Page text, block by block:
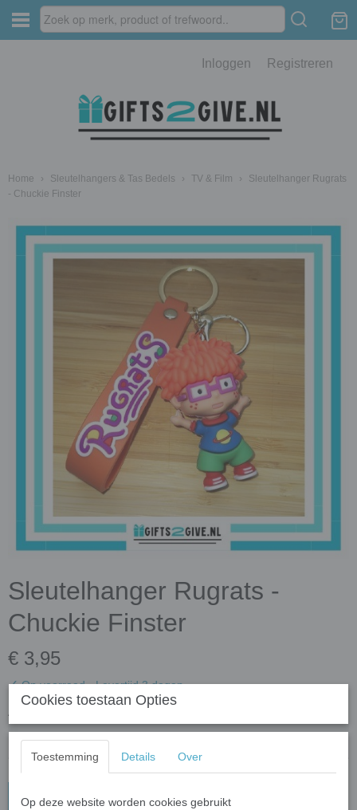
Inloggen Registreren
Home › Sleutelhangers & Tas Bedels › TV & Film ›
Sleutelhanger Rugrats
- Chuckie Finster
Sleutelhanger Rugrats -
Chuckie Finster
€ 3,95
✓Op voorraad- Levertijd 3 dagen
Aantal
In winkelwagen
Cookies toestaan Opties
Toestemming Details Over
Op deze website worden cookies gebruikt